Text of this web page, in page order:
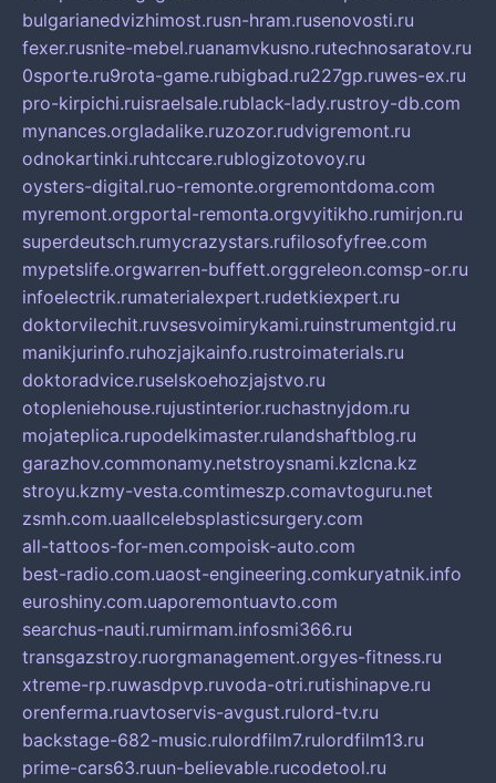
bulgarianedvizhimost.rusn-hram.rusenovosti.ru
fexer.rusnite-mebel.ruanamvkusno.rutechnosaratov.ru
0sporte.ru9rota-game.rubigbad.ru227gp.ruwes-ex.ru
pro-kirpichi.ruisraelsale.rublack-lady.rustroy-db.com
mynances.orgladalike.ruzozor.rudvigremont.ru
odnokartinki.ruhtccare.rublogizotovoy.ru
oysters-digital.ruo-remonte.orgremontdoma.com
myremont.orgportal-remonta.orgvyitikho.rumirjon.ru
superdeutsch.rumycrazystars.rufilosofyfree.com
mypetslife.orgwarren-buffett.orggreleon.comsp-or.ru
infoelectrik.rumaterialexpert.rudetkiexpert.ru
doktorvilechit.ruvsesvoimirykami.ruinstrumentgid.ru
manikjurinfo.ruhozjajkainfo.rustroimaterials.ru
doktoradvice.ruselskoehozjajstvo.ru
otopleniehouse.rujustinterior.ruchastnyjdom.ru
mojateplica.rupodelkimaster.rulandshaftblog.ru
garazhov.commonamy.netstroysnami.kzlcna.kz
stroyu.kzmy-vesta.comtimeszp.comavtoguru.net
zsmh.com.uaallcelebsplasticsurgery.com
all-tattoos-for-men.compoisk-auto.com
best-radio.com.uaost-engineering.comkuryatnik.info
euroshiny.com.uaporemontuavto.com
searchus-nauti.rumirmam.infosmi366.ru
transgazstroy.ruorgmanagement.orgyes-fitness.ru
xtreme-rp.ruwasdpvp.ruvoda-otri.rutishinapve.ru
orenferma.ruavtoservis-avgust.rulord-tv.ru
backstage-682-music.rulordfilm7.rulordfilm13.ru
prime-cars63.ruun-believable.rucodetool.ru